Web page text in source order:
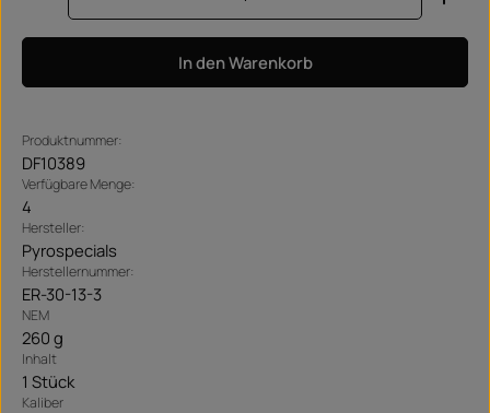
In den Warenkorb
Produktnummer:
DF10389
Verfügbare Menge:
4
Hersteller:
Pyrospecials
Herstellernummer:
ER-30-13-3
NEM
260 g
Inhalt
1 Stück
Kaliber